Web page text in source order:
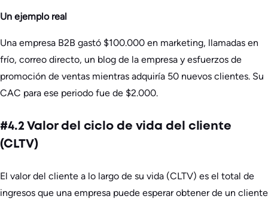
Un ejemplo real
Una empresa B2B gastó $100.000 en marketing, llamadas en
frío, correo directo, un blog de la empresa y esfuerzos de
promoción de ventas mientras adquiría 50 nuevos clientes. Su
CAC para ese periodo fue de $2.000.
#4.2 Valor del ciclo de vida del cliente
(CLTV)
El valor del cliente a lo largo de su vida (CLTV) es el total de
ingresos que una empresa puede esperar obtener de un cliente